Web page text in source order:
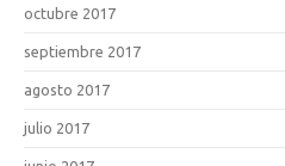
octubre 2017
septiembre 2017
agosto 2017
julio 2017